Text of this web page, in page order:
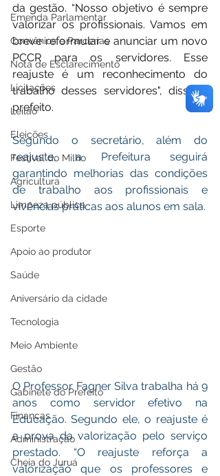
Emenda Parlamentar
Convênios e Parcerias
Nota de Esclarecimento
Licitações
Leilão
Eleições
Festival do Milho
Agricultura
Limpeza pública
Esporte
Apoio ao produtor
Saúde
Aniversário da cidade
Tecnologia
Meio Ambiente
Gestão
Gabinete do Prefeito
Finanças
Administração
Cheia do Juruá
da gestão. “Nosso objetivo é sempre
valorizar os profissionais. Vamos em
breve reformular e anunciar um novo
PCCR para os servidores. Esse
reajuste é um reconhecimento do
trabalho desses servidores", disse o
prefeito.
Segundo o secretário, além do
reajuste, a Prefeitura seguirá
garantindo melhorias das condições
de trabalho aos profissionais e
vivências práticas aos alunos em sala.
O Professor Fagner Silva trabalha há 9
anos como servidor efetivo na
Educação. Segundo ele, o reajuste é
a prova da valorização pelo serviço
prestado. “O reajuste reforça a
valorização que os professores e